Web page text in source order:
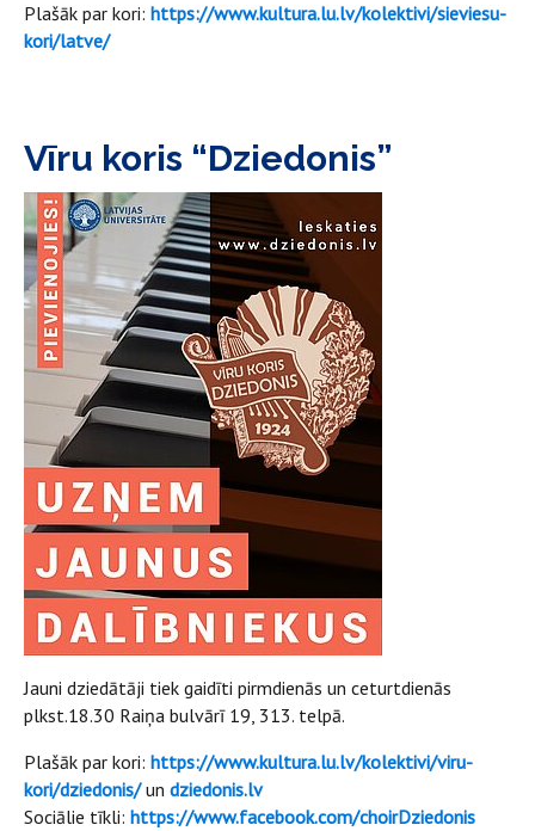
Plašāk par kori: https://www.kultura.lu.lv/kolektivi/sieviesu-
kori/latve/
Vīru koris “Dziedonis”
Jauni dziedātāji tiek gaidīti pirmdienās un ceturtdienās
plkst.18.30 Raiņa bulvārī 19, 313. telpā.
Plašāk par kori: https://www.kultura.lu.lv/kolektivi/viru-
kori/dziedonis/un dziedonis.lv
Sociālie tīkli: https://www.facebook.com/choirDziedonis